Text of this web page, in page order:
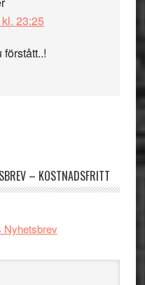
23:25
– KOSTNADSFRITT
Nyhetsbrev